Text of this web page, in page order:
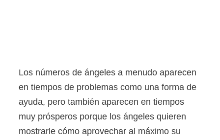
Los números de ángeles a menudo aparecen
en tiempos de problemas como una forma de
ayuda, pero también aparecen en tiempos
muy prósperos porque los ángeles quieren
mostrarle cómo aprovechar al máximo su